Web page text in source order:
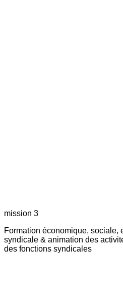
mission 3
Formation économique, sociale,
syndicale & animation des
des fonctions syndicales